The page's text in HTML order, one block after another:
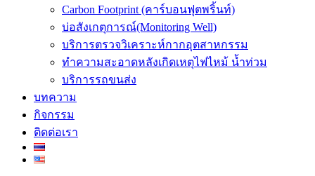
Carbon Footprint (คาร์บอนฟุตพริ้นท์)
บ่อสังเกตุการณ์(Monitoring Well)
บริการตรวจวิเคราะห์กากอุตสาหกรรม
ทำความสะอาดหลังเกิดเหตุไฟไหม้ น้ำท่วม
บริการรถขนส่ง
บทความ
กิจกรรม
ติดต่อเรา